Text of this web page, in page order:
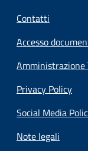
Contatti
Accesso
Amministrazione
Privacy Policy
Social Media
Note legali